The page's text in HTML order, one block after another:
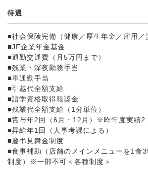
待遇
■社会保険完備（健康／厚生年金／雇用／
■JF企業年金基金
■通勤交通費（月5万円まで）
■残業・深夜勤務手当
■車通勤手当
■引越代全額支給
■語学資格取得報奨金
■残業代全額支給（1分単位）
■賞与年2回（6月・12月）※昨年度実績
■昇給年1回（人事考課による）
■慶弔見舞金制度
■食事補助（店舗のメインメニューを1食
制度）※一部不可＜各種制度＞